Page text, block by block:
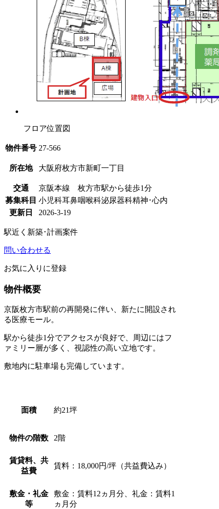
フロア位置図
物件番号 27-566
所在地 大阪府枚方市新町一丁目
交通
京阪本線 枚方市駅から徒歩1分
募集科目 小児科耳鼻咽喉科泌尿器科精神･心内
更新日
2026-3-19
駅近く 新築･計画案件
問い合わせる
お気に入りに登録
物件概要
京阪枚方市駅前の再開発に伴い、新たに開設され
る医療モール。
駅から徒歩1分でアクセスが良好で、周辺にはフ
ァミリー層が多く、視認性の高い立地です。
敷地内に駐車場も完備しています。
面積 約21坪
物件の階数 2階
賃貸料、共
益費
賃料：18,000円/坪（共益費込み）
敷金・礼金
等
敷金：賃料12ヵ月分、礼金：賃料1
ヵ月分